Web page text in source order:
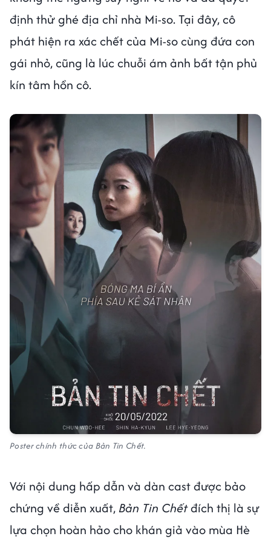
định thử ghé địa chỉ nhà Mi-so. Tại đây, cô
phát hiện ra xác chết của Mi-so cùng đứa con
gái nhỏ, cũng là lúc chuỗi ám ảnh bất tận phủ
kín tâm hồn cô.
Poster chính thức của Bản Tin Chết.
Với nội dung hấp dẫn và dàn cast được bảo
chứng về diễn xuất, Bản Tin Chếtđích thị là sự
lựa chọn hoàn hảo cho khán giả vào mùa Hè